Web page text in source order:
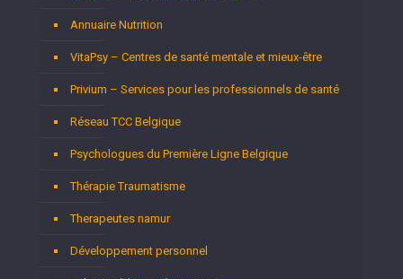
Annuaire Nutrition
VitaPsy – Centres de santé mentale et mieux-être
Privium – Services pour les professionnels de santé
Réseau TCC Belgique
Psychologues du Première Ligne Belgique
Thérapie Traumatisme
Therapeutes namur
Développement personnel